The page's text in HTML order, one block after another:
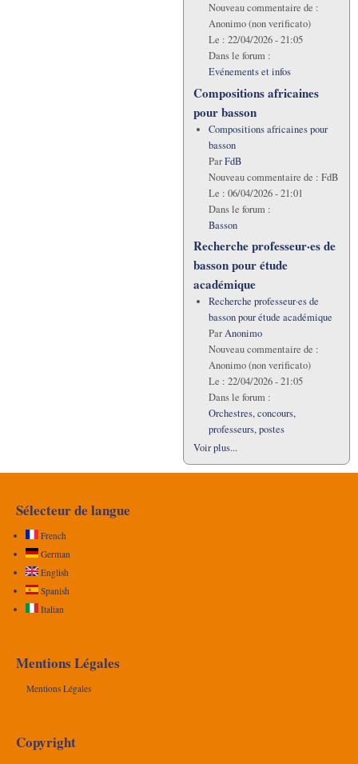
Nouveau commentaire de :
Anonimo (non verificato)
Le : 22/04/2026 - 21:05
Dans le forum :
Evénements et infos
Compositions africaines
pour basson
Compositions africaines pour
basson
ParFdB
Nouveau commentaire de : FdB
Le : 06/04/2026 - 21:01
Dans le forum :
Basson
Recherche professeur·es de
basson pour étude
académique
Recherche professeur·es de
basson pour étude académique
ParAnonimo
Nouveau commentaire de :
Anonimo (non verificato)
Le : 22/04/2026 - 21:05
Dans le forum :
Orchestres, concours,
professeurs, postes
Voir plus...
Sélecteur de langue
French
German
English
Spanish
Italian
Mentions Légales
Mentions Légales
Copyright